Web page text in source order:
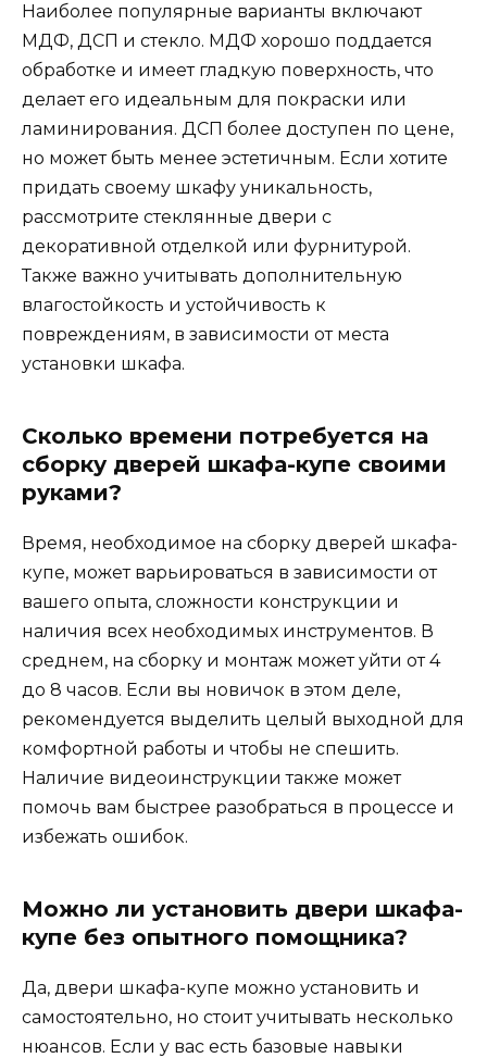
Наиболее популярные варианты включают
МДФ, ДСП и стекло. МДФ хорошо поддается
обработке и имеет гладкую поверхность, что
делает его идеальным для покраски или
ламинирования. ДСП более доступен по цене,
но может быть менее эстетичным. Если хотите
придать своему шкафу уникальность,
рассмотрите стеклянные двери с
декоративной отделкой или фурнитурой.
Также важно учитывать дополнительную
влагостойкость и устойчивость к
повреждениям, в зависимости от места
установки шкафа.
Сколько времени потребуется на
сборку дверей шкафа-купе своими
руками?
Время, необходимое на сборку дверей шкафа-
купе, может варьироваться в зависимости от
вашего опыта, сложности конструкции и
наличия всех необходимых инструментов. В
среднем, на сборку и монтаж может уйти от 4
до 8 часов. Если вы новичок в этом деле,
рекомендуется выделить целый выходной для
комфортной работы и чтобы не спешить.
Наличие видеоинструкции также может
помочь вам быстрее разобраться в процессе и
избежать ошибок.
Можно ли установить двери шкафа-
купе без опытного помощника?
Да, двери шкафа-купе можно установить и
самостоятельно, но стоит учитывать несколько
нюансов. Если у вас есть базовые навыки